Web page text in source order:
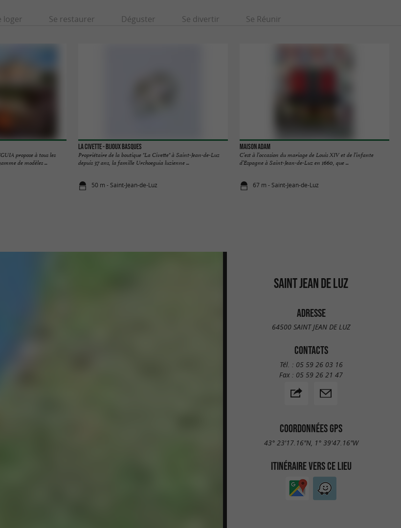
loger Se restaurer Déguster Se divertir Se Réunir
propose à tous les
de modèles ...
LA CIVETTE - Bijoux basques
Propriétaire de la boutique "La Civette" à Saint-Jean-de-Luz
depuis 37 ans, la famille Urchoeguia luzienne ...
50 m - Saint-Jean-de-Luz
Maison Adam
C’est à l’occasion du mariage de Louis XIV et de l’infante
d’Espagne à Saint-Jean-de-Luz en 1660, que ...
67 m - Saint-Jean-de-Luz
SAINT JEAN DE LUZ
ADRESSE
64500 SAINT JEAN DE LUZ
CONTACTS
Tél. : 05 59 26 03 16
Fax : 05 59 26 21 47
COORDONNÉES GPS
43° 23'17.16"N, 1° 39'47.16"W
ITINÉRAIRE VERS CE LIEU